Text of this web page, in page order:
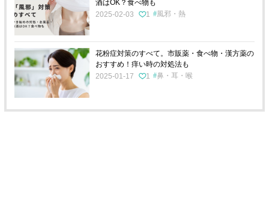
酒はOK？食べ物も
2025-02-03
1 風邪・熱
花粉症対策のすべて。市販薬・食べ物・漢方薬の
おすすめ！痒い時の対処法も
2025-01-17
1 鼻・耳・喉